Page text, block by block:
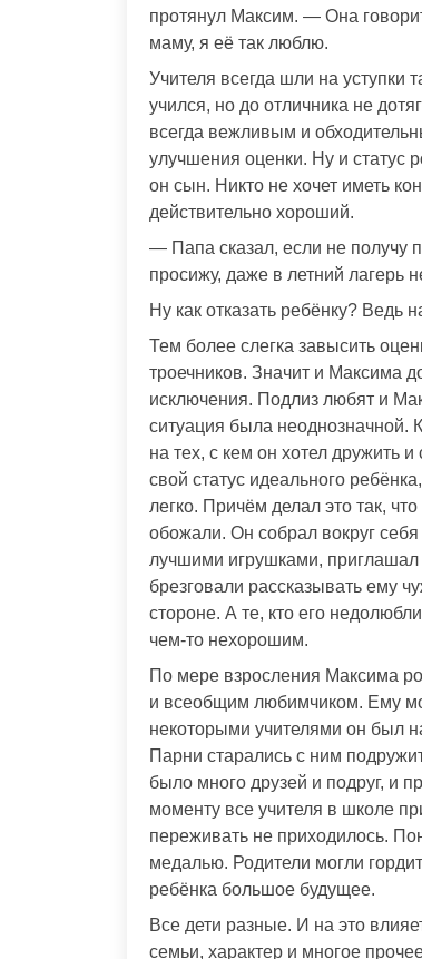
протянул Максим. — Она
маму, я её так люблю.
Учителя всегда шли на уступки
учился, но до отличника не
всегда вежливым и
улучшения оценки. Ну и статус
он сын. Никто не хочет иметь
действительно хороший.
— Папа сказал, если не получу
просижу, даже в летний лагерь
Ну как отказать ребёнку? Ведь
Тем более слегка завысить
троечников. Значит и Максима
исключения. Подлиз любят и
ситуация была неоднозначной.
на тех, с кем он хотел дружить
свой статус идеального
легко. Причём делал это так,
обожали. Он собрал вокруг
лучшими игрушками,
брезговали рассказывать ему
стороне. А те, кто его
чем-то нехорошим.
По мере взросления Максима
и всеобщим любимчиком. Ему
некоторыми учителями он был
Парни старались с ним
было много друзей и подруг, и
моменту все учителя в школе
переживать не приходилось.
медалью. Родители могли
ребёнка большое будущее.
Все дети разные. И на это
семьи, характер и многое